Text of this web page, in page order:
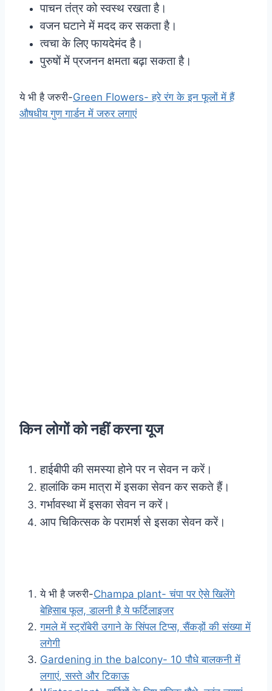
पाचन तंत्र को स्वस्थ रखता है।
वजन घटाने में मदद कर सकता है।
त्वचा के लिए फायदेमंद है।
पुरुषों में प्रजनन क्षमता बढ़ा सकता है।
ये भी है जरुरी-Green Flowers- हरे रंग के इन फूलों में हैं
औषधीय गुण गार्डन में जरुर लगाएं
किन लोगों को नहीं करना यूज
हाईबीपी की समस्या होने पर न सेवन न करें।
हालांकि कम मात्रा में इसका सेवन कर सकते हैं।
गर्भावस्था में इसका सेवन न करें।
आप चिकित्सक के परामर्श से इसका सेवन करें।
ये भी है जरुरी-Champa plant- चंपा पर ऐसे खिलेंगे
बेहिसाब फूल, डालनी है ये फर्टिलाइजर
गमले में स्ट्रॉबेरी उगाने के सिंपल टिप्स, सैंकड़ों की संख्या में
लगेगी
Gardening in the balcony- 10 पौधे बालकनी में
लगाएं, सस्ते और टिकाऊ